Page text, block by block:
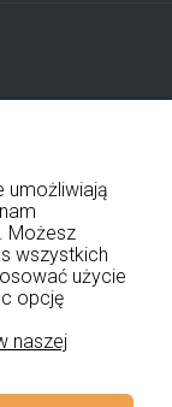
umożliwiają
Możesz
wszystkich
użycie
opcję
naszej